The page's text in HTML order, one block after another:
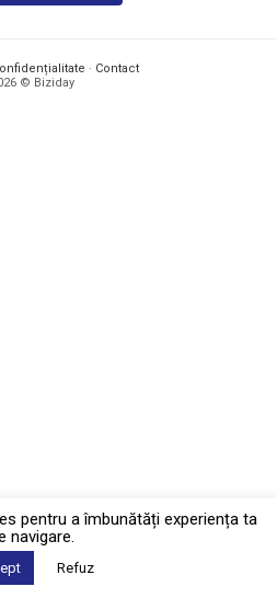
· Contact
© Biziday
pentru a îmbunătăți experiența ta
navigare.
Refuz